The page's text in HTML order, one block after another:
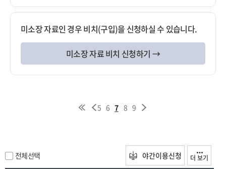
미소장 자료인 경우 비치(구입)을 신청하실 수 있습니다.
미소장 자료 비치 신청하기 →
5 6 7 8 9
전체선택 야간이용신청 더 보기